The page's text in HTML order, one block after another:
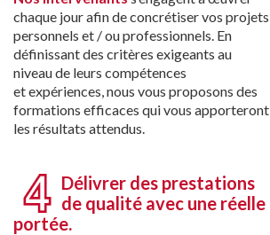
chaque jour afin de concrétiser vos projets
personnels et / ou professionnels. En
définissant des critères exigeants au
niveau de leurs compétences
et expériences, nous vous proposons des
formations efficaces qui vous apporteront
les résultats attendus.
Délivrer des prestations
de qualité avec une réelle
portée.